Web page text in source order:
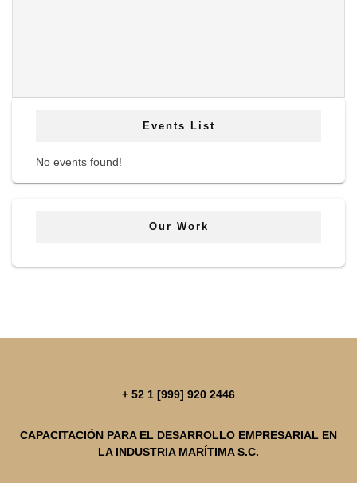
Events List
No events found!
Our Work
+ 52 1 [999] 920 2446
CAPACITACIÓN PARA EL DESARROLLO EMPRESARIAL EN
LA INDUSTRIA MARÍTIMA S.C.